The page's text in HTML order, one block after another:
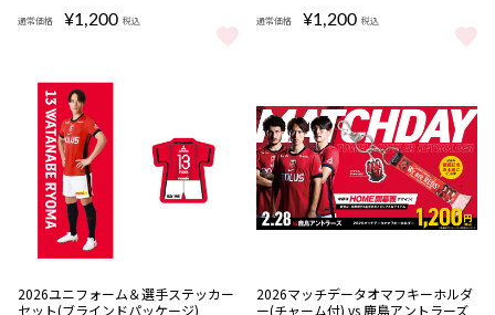
通常価格 ¥1,200 税込
2026マッチデータオマフキーホルダー(チャーム付) vs 柏レイソル
通常価格 ¥1,200 税込
2026マッチデータオマフキーホ
2026ユニフォーム＆選手ステッカー
セット(ブラインドパッケージ)
完売
2026マッチデータオマフキーホルダ
ー(チャーム付) vs 鹿島アントラーズ